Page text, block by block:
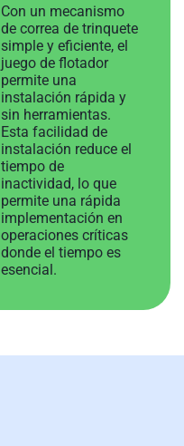
Con un mecanismo
de correa de trinquete
simple y eficiente, el
juego de flotador
permite una
instalación rápida y
sin herramientas.
Esta facilidad de
instalación reduce el
tiempo de
inactividad, lo que
permite una rápida
implementación en
operaciones críticas
donde el tiempo es
esencial.